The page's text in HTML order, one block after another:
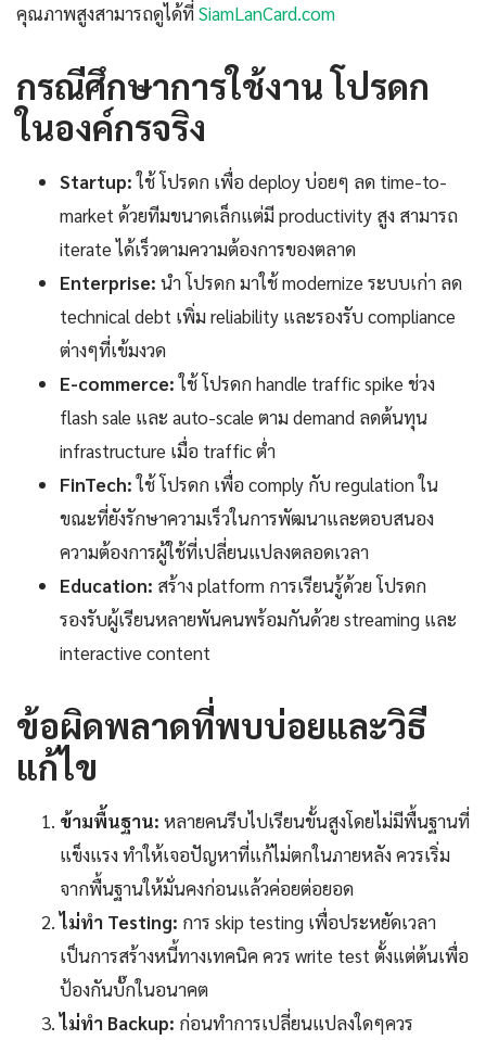
คุณภาพสูงสามารถดูได้ที่SiamLanCard.com
กรณีศึกษาการใช้งาน โปรดก
ในองค์กรจริง
Startup:ใช้ โปรดก เพื่อ deploy บ่อยๆ ลด time-to-
market ด้วยทีมขนาดเล็กแต่มี productivity สูง สามารถ
iterate ได้เร็วตามความต้องการของตลาด
Enterprise: นำ โปรดก มาใช้ modernize ระบบเก่า ลด
technical debt เพิ่ม reliability และรองรับ compliance
ต่างๆที่เข้มงวด
E-commerce:ใช้ โปรดก handle traffic spike ช่วง
flash sale และ auto-scale ตาม demand ลดต้นทุน
infrastructure เมื่อ traffic ต่ำ
FinTech:ใช้ โปรดก เพื่อ comply กับ regulation ใน
ขณะที่ยังรักษาความเร็วในการพัฒนาและตอบสนอง
ความต้องการผู้ใช้ที่เปลี่ยนแปลงตลอดเวลา
Education: สร้าง platform การเรียนรู้ด้วย โปรดก
รองรับผู้เรียนหลายพันคนพร้อมกันด้วย streaming และ
interactive content
ข้อผิดพลาดที่พบบ่อยและวิธี
แก้ไข
ข้ามพื้นฐาน: หลายคนรีบไปเรียนขั้นสูงโดยไม่มีพื้นฐานที่
แข็งแรง ทำให้เจอปัญหาที่แก้ไม่ตกในภายหลัง ควรเริ่ม
จากพื้นฐานให้มั่นคงก่อนแล้วค่อยต่อยอด
ไม่ทำ Testing: การ skip testing เพื่อประหยัดเวลา
เป็นการสร้างหนี้ทางเทคนิค ควร write test ตั้งแต่ต้นเพื่อ
ป้องกันบั๊กในอนาคต
ไม่ทำ Backup: ก่อนทำการเปลี่ยนแปลงใดๆควร